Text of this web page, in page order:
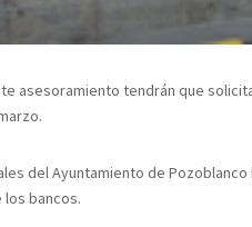
asesoramiento tendrán que
del Ayuntamiento de
los bancos.